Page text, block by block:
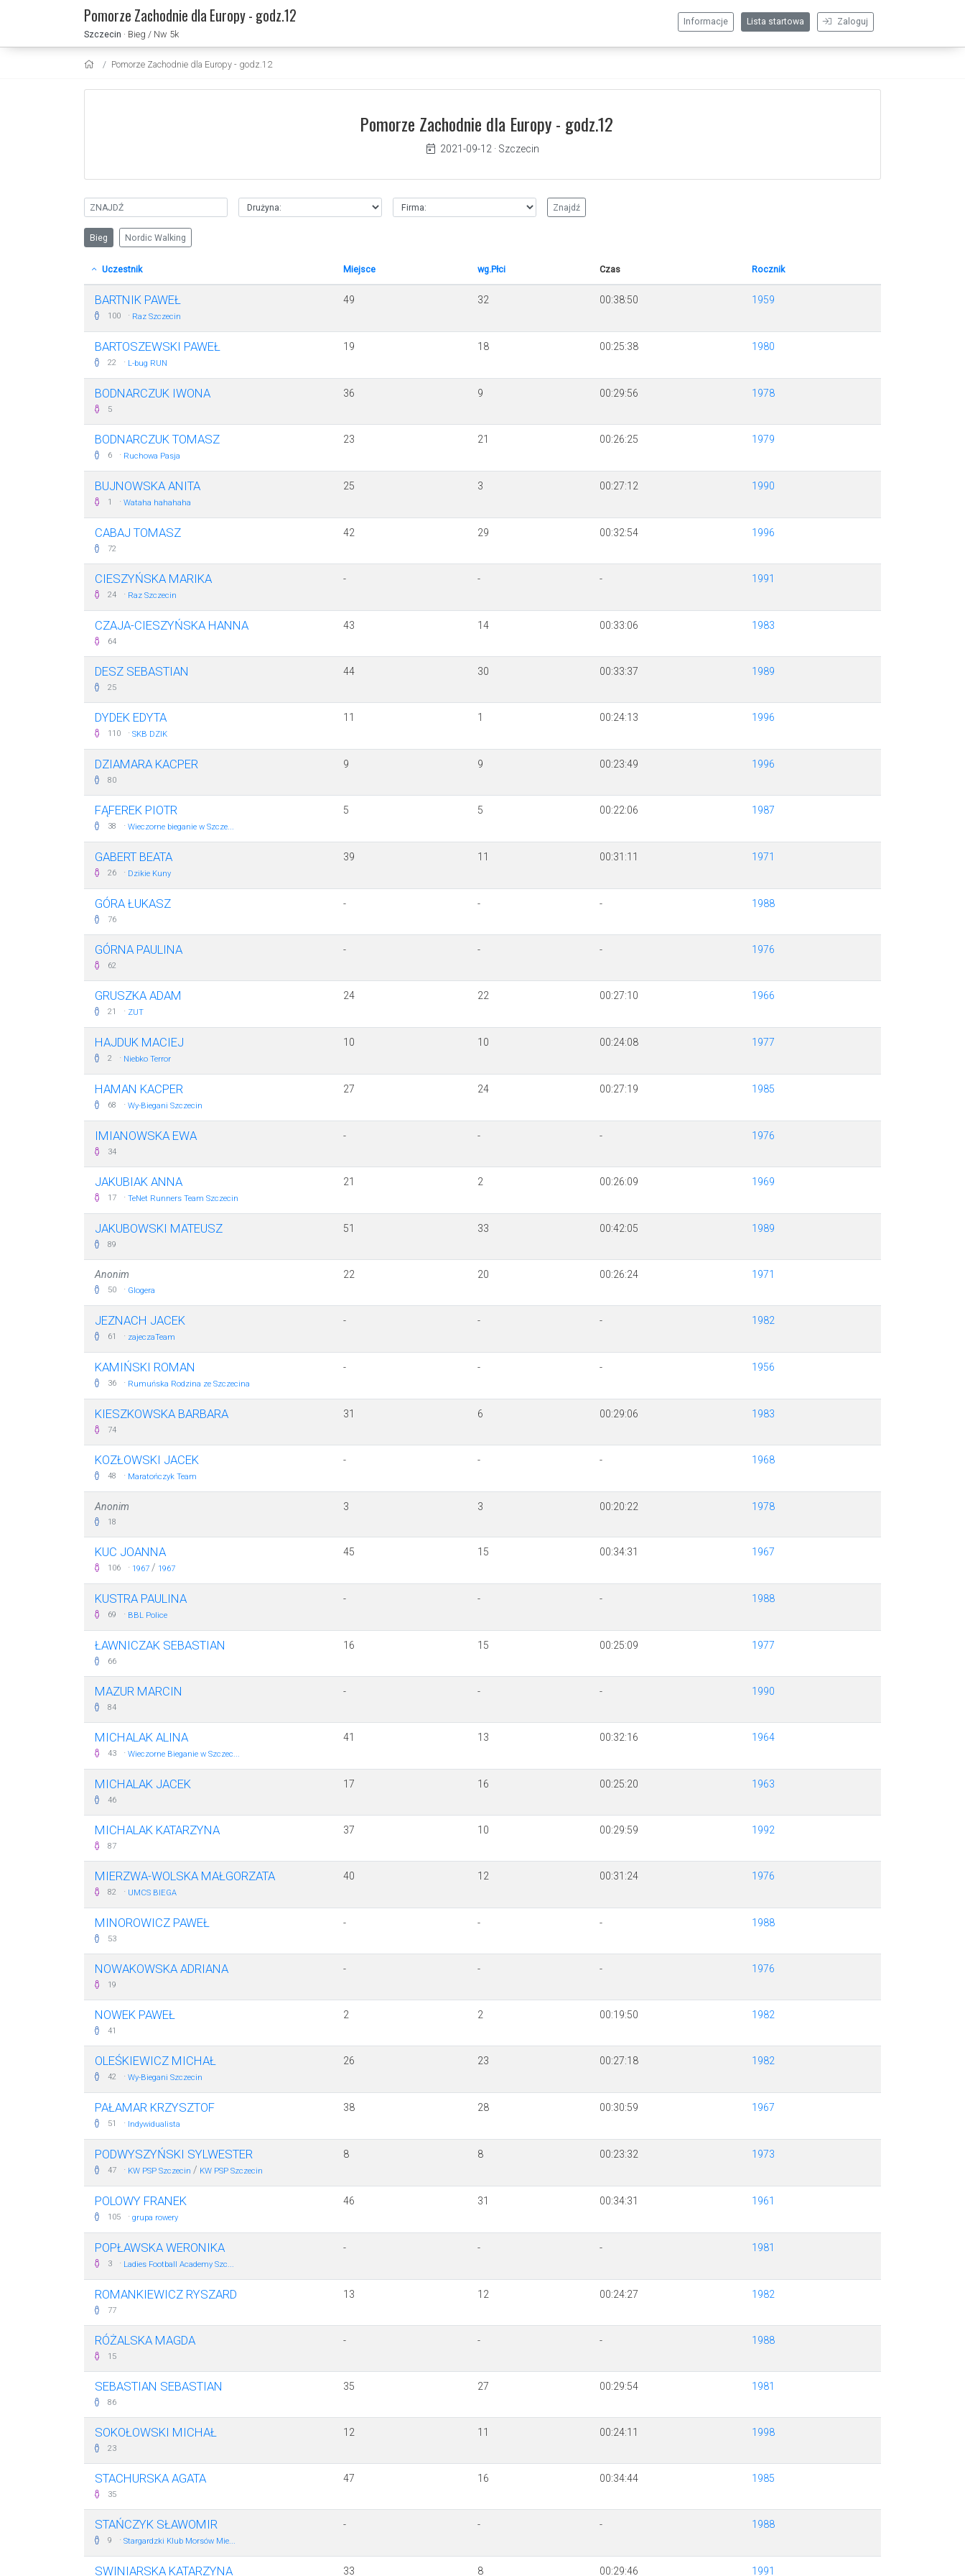
Pomorze Zachodnie dla Europy - godz.12
Szczecin · Bieg / Nw 5k
Zaloguj
Lista startowa
Informacje
Pomorze Zachodnie dla Europy - godz.12
Pomorze Zachodnie dla Europy - godz.12
2021-09-12 · Szczecin
Bieg Nordic Walking
Uczestnik Miejsce wg.Płci Czas Rocznik
BARTNIK PAWEŁ
100 · Raz Szczecin
49 32 00:38:50 1959
BARTOSZEWSKI PAWEŁ
22 · L-bug RUN
19 18 00:25:38 1980
BODNARCZUK IWONA
5
36 9 00:29:56 1978
BODNARCZUK TOMASZ
6 · Ruchowa Pasja
23 21 00:26:25 1979
BUJNOWSKA ANITA
1 · Wataha hahahaha
25 3 00:27:12 1990
CABAJ TOMASZ
72
42 29 00:32:54 1996
CIESZYŃSKA MARIKA
24 · Raz Szczecin
- - - 1991
CZAJA-CIESZYŃSKA HANNA
64
43 14 00:33:06 1983
DESZ SEBASTIAN
25
44 30 00:33:37 1989
DYDEK EDYTA
110 · SKB DZIK
11 1 00:24:13 1996
DZIAMARA KACPER
80
9 9 00:23:49 1996
FĄFEREK PIOTR
38 · Wieczorne bieganie w Szcze...
5 5 00:22:06 1987
GABERT BEATA
26 · Dzikie Kuny
39 11 00:31:11 1971
GÓRA ŁUKASZ
76
- - - 1988
GÓRNA PAULINA
62
- - - 1976
GRUSZKA ADAM
21 · ZUT
24 22 00:27:10 1966
HAJDUK MACIEJ
2 · Niebko Terror
10 10 00:24:08 1977
HAMAN KACPER
68 · Wy-Biegani Szczecin
27 24 00:27:19 1985
IMIANOWSKA EWA
34
- - - 1976
JAKUBIAK ANNA
17 · TeNet Runners Team Szczecin
21 2 00:26:09 1969
JAKUBOWSKI MATEUSZ
89
51 33 00:42:05 1989
Anonim
50 · Glogera
22 20 00:26:24 1971
JEZNACH JACEK
61 · zajeczaTeam
- - - 1982
KAMIŃSKI ROMAN
36 · Rumuńska Rodzina ze Szczecina
- - - 1956
KIESZKOWSKA BARBARA
74
31 6 00:29:06 1983
KOZŁOWSKI JACEK
48 · Maratończyk Team
- - - 1968
Anonim
18
3 3 00:20:22 1978
KUC JOANNA
106 · 1967 / 1967
45 15 00:34:31 1967
KUSTRA PAULINA
69 · BBL Police
- - - 1988
ŁAWNICZAK SEBASTIAN
66
16 15 00:25:09 1977
MAZUR MARCIN
84
- - - 1990
MICHALAK ALINA
43 · Wieczorne Bieganie w Szczec...
41 13 00:32:16 1964
MICHALAK JACEK
46
17 16 00:25:20 1963
MICHALAK KATARZYNA
87
37 10 00:29:59 1992
MIERZWA-WOLSKA MAŁGORZATA
82 · UMCS BIEGA
40 12 00:31:24 1976
MINOROWICZ PAWEŁ
53
- - - 1988
NOWAKOWSKA ADRIANA
19
- - - 1976
NOWEK PAWEŁ
41
2 2 00:19:50 1982
OLEŚKIEWICZ MICHAŁ
42 · Wy-Biegani Szczecin
26 23 00:27:18 1982
PAŁAMAR KRZYSZTOF
51 · Indywidualista
38 28 00:30:59 1967
PODWYSZYŃSKI SYLWESTER
47 · KW PSP Szczecin / KW PSP Szczecin
8 8 00:23:32 1973
POLOWY FRANEK
105 · grupa rowery
46 31 00:34:31 1961
POPŁAWSKA WERONIKA
3 · Ladies Football Academy Szc...
- - - 1981
ROMANKIEWICZ RYSZARD
77
13 12 00:24:27 1982
RÓŻALSKA MAGDA
15
- - - 1988
SEBASTIAN SEBASTIAN
86
35 27 00:29:54 1981
SOKOŁOWSKI MICHAŁ
23
12 11 00:24:11 1998
STACHURSKA AGATA
35
47 16 00:34:44 1985
STAŃCZYK SŁAWOMIR
9 · Stargardzki Klub Morsów Mie...
- - - 1988
SWINIARSKA KATARZYNA 33 8 00:29:46 1991